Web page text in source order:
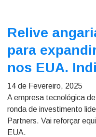
Relive
para
nos EUA.
14 de Fevereiro, 2025
A empresa tecnológica
ronda de investimento
Partners. Vai reforçar
EUA.